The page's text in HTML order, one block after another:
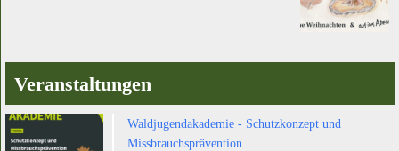
Veranstaltungen
Waldjugendakademie - Schutzkonzept und
Missbrauchsprävention